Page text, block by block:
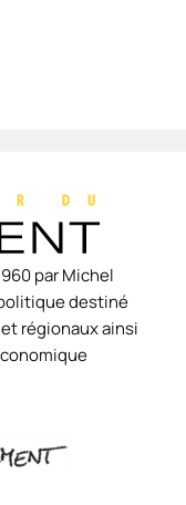
par Michel
destiné
régionaux ainsi